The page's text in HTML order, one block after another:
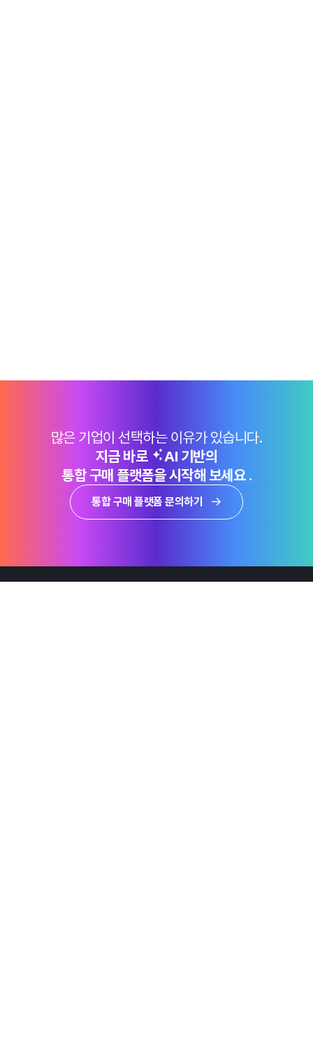
많은 기업이 선택하는 이유가 있습니다.
지금 바로
AI 기반의
통합 구매 플랫폼을 시작해 보세요 .
통합 구매 플랫폼 문의하기